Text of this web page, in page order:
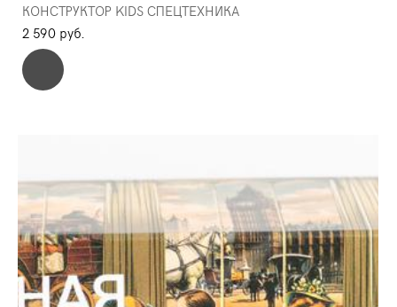
КОНСТРУКТОР KIDS СПЕЦТЕХНИКА
2 590 pуб.